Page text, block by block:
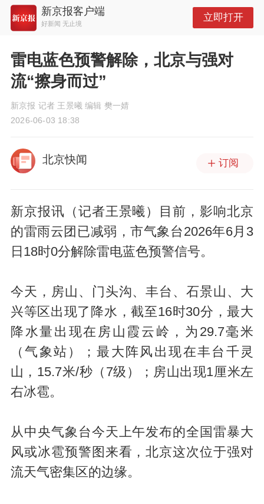
新京报客户端
好新闻 无止境
立即打开
雷电蓝色预警解除，北京与强对
流“擦身而过”
新京报 记者 王景曦 编辑 樊一婧
2026-06-03 18:38
北京快闻 订阅
新京报讯（记者王景曦）目前，影响北京
的雷雨云团已减弱，市气象台2026年6月3
日18时0分解除雷电蓝色预警信号。
今天，房山、门头沟、丰台、石景山、大
兴等区出现了降水，截至16时30分，最大
降水量出现在房山霞云岭，为29.7毫米
（气象站）；最大阵风出现在丰台千灵
山，15.7米/秒（7级）；房山出现1厘米左
右冰雹。
从中央气象台今天上午发布的全国雷暴大
风或冰雹预警图来看，北京这次位于强对
流天气密集区的边缘。